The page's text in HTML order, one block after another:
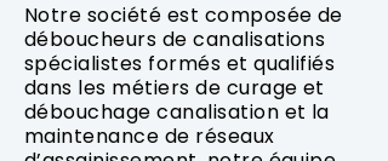
Notre société est composée de
déboucheurs de canalisations
spécialistes formés et qualifiés
dans les métiers de curage et
débouchage canalisation et la
maintenance de réseaux